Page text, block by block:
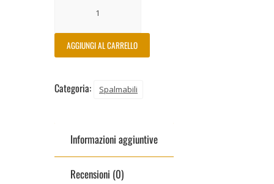
AGGIUNGI AL CARRELLO
Categoria: Spalmabili
Informazioni aggiuntive
Recensioni (0)